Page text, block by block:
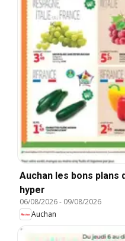
Auchan les bons plans
hyper
06/08/2026- 09/08/2026
Auchan